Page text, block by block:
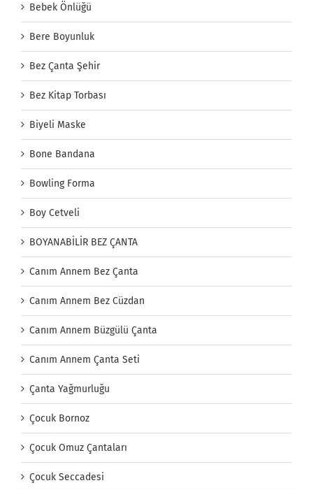
Bebek Önlüğü
Bere Boyunluk
Bez Çanta Şehir
Bez Kitap Torbası
Biyeli Maske
Bone Bandana
Bowling Forma
Boy Cetveli
BOYANABİLİR BEZ ÇANTA
Canım Annem Bez Çanta
Canım Annem Bez Cüzdan
Canım Annem Büzgülü Çanta
Canım Annem Çanta Seti
Çanta Yağmurluğu
Çocuk Bornoz
Çocuk Omuz Çantaları
Çocuk Seccadesi